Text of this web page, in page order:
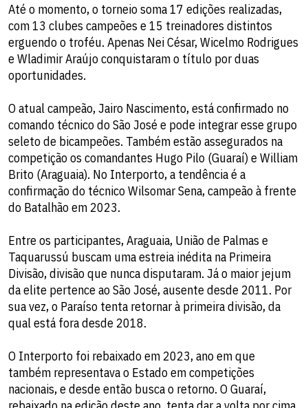
Até o momento, o torneio soma 17 edições realizadas,
com 13 clubes campeões e 15 treinadores distintos
erguendo o troféu. Apenas Nei César, Wicelmo Rodrigues
e Wladimir Araújo conquistaram o título por duas
oportunidades.
O atual campeão, Jairo Nascimento, está confirmado no
comando técnico do São José e pode integrar esse grupo
seleto de bicampeões. Também estão assegurados na
competição os comandantes Hugo Pilo (Guaraí) e William
Brito (Araguaia). No Interporto, a tendência é a
confirmação do técnico Wilsomar Sena, campeão à frente
do Batalhão em 2023.
Entre os participantes, Araguaia, União de Palmas e
Taquarussú buscam uma estreia inédita na Primeira
Divisão, divisão que nunca disputaram. Já o maior jejum
da elite pertence ao São José, ausente desde 2011. Por
sua vez, o Paraíso tenta retornar à primeira divisão, da
qual está fora desde 2018.
O Interporto foi rebaixado em 2023, ano em que
também representava o Estado em competições
nacionais, e desde então busca o retorno. O Guaraí,